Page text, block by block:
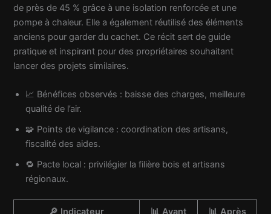
de près de 45 % grâce à une isolation renforcée et une
pompe à chaleur. Elle a également réutilisé des éléments
anciens pour garder du cachet. Ce récit sert de guide
pratique et inspirant pour des propriétaires souhaitant
lancer des projets similaires.
📈 Bénéfices observés : baisse des charges, meilleure
qualité de l’air.
🧩 Points de vigilance : coordination des artisans,
fiscalité des aides.
🔁 Pacte local : privilégier la filière bois et artisans
régionaux.
🔎 Indicateur 📊 Avant 📊 Après